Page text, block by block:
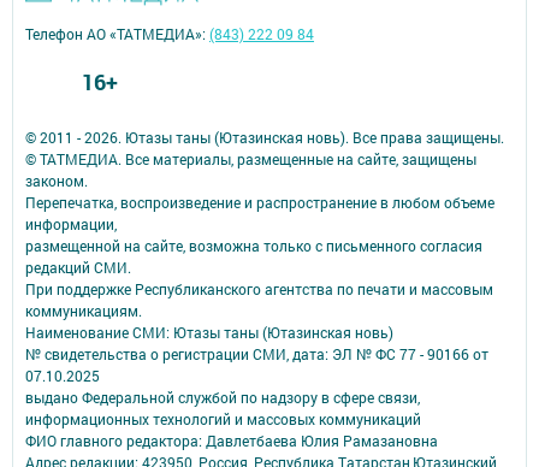
© 2011 - 2026. Ютазы таны (Ютазинская новь). Все права защищены.
© ТАТМЕДИА. Все материалы, размещенные на сайте, защищены
законом.
Перепечатка, воспроизведение и распространение в любом объеме
информации,
размещенной на сайте, возможна только с письменного согласия
редакций СМИ.
При поддержке Республиканского агентства по печати и массовым
коммуникациям.
Наименование СМИ: Ютазы таны (Ютазинская новь)
№ свидетельства о регистрации СМИ, дата: ЭЛ № ФС 77 - 90166 от
07.10.2025
выдано Федеральной службой по надзору в сфере связи,
информационных технологий и массовых коммуникаций
ФИО главного редактора: Давлетбаева Юлия Рамазановна
Адрес редакции: 423950, Россия, Республика Татарстан,Ютазинский
Телефон АО «ТАТМЕДИА»:(843) 222 09 84
16+